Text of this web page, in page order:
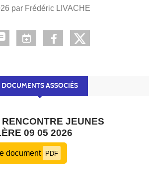
par Frédéric LIVACHE
DOCUMENTS ASSOCIÉS
RENCONTRE JEUNES
09 05 2026
document PDF